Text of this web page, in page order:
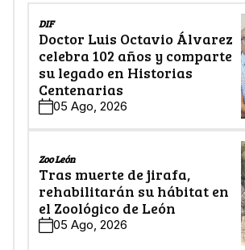
DIF
Doctor Luis Octavio Álvarez
celebra 102 años y comparte
su legado en Historias
Centenarias
05 Ago, 2026
Zoo León
Tras muerte de jirafa,
rehabilitarán su hábitat en
el Zoológico de León
05 Ago, 2026